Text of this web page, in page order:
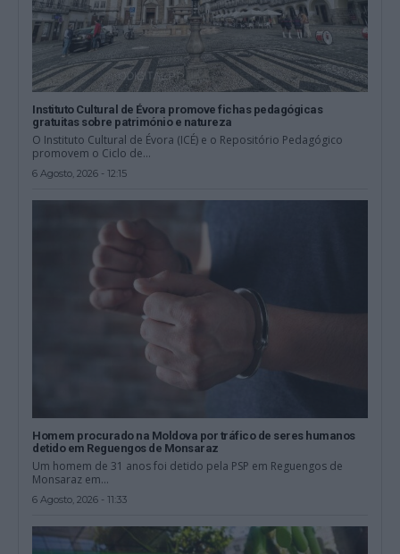
Instituto Cultural de Évora promove fichas pedagógicas
gratuitas sobre património e natureza
O Instituto Cultural de Évora (ICÉ) e o Repositório Pedagógico
promovem o Ciclo de...
6 Agosto, 2026 - 12:15
Homem procurado na Moldova por tráfico de seres humanos
detido em Reguengos de Monsaraz
Um homem de 31 anos foi detido pela PSP em Reguengos de
Monsaraz em...
6 Agosto, 2026 - 11:33